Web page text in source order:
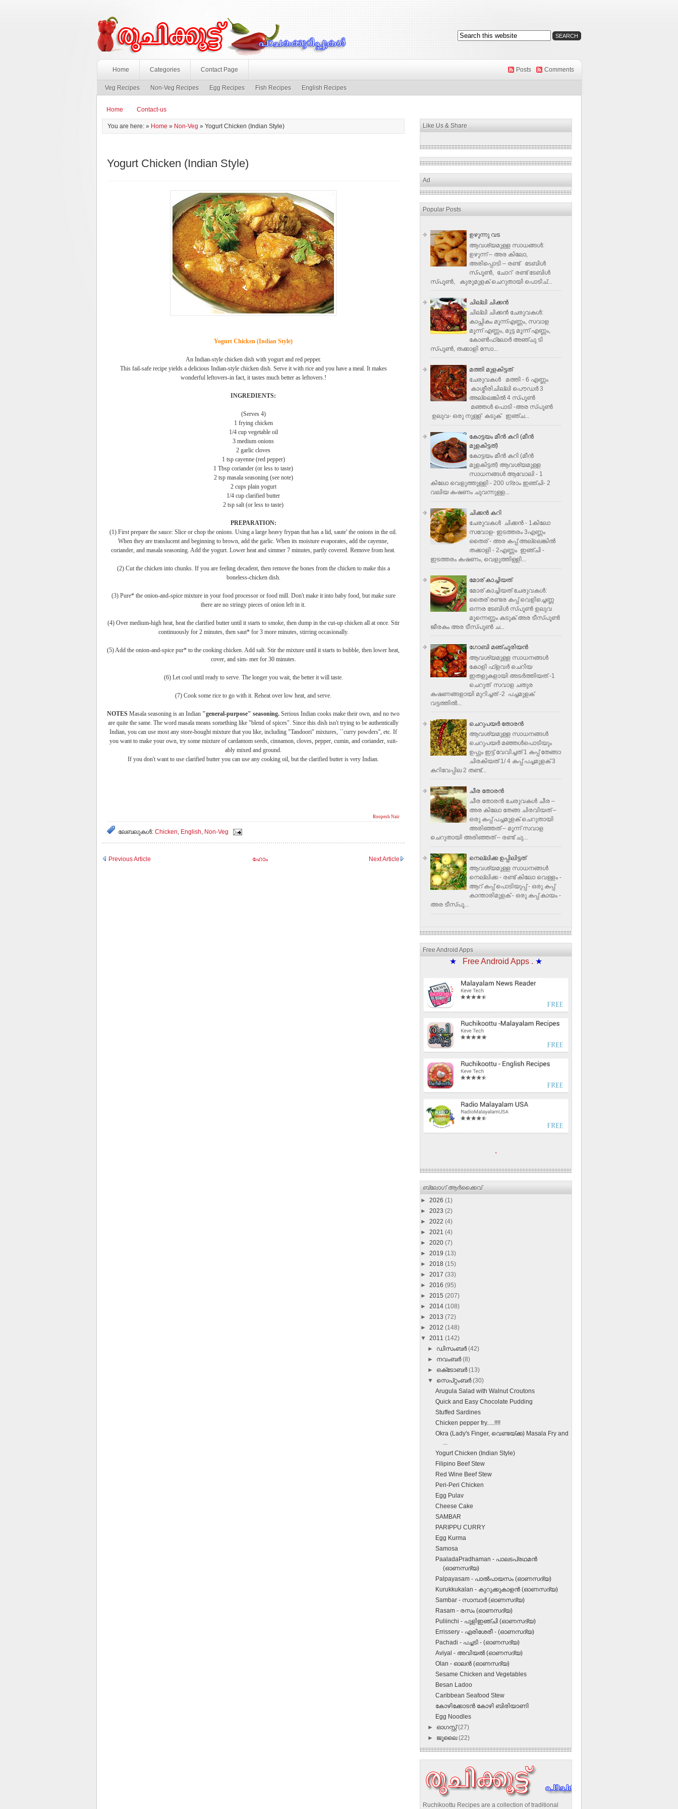
Home Categories Contact Page Posts Comments
Veg Recipes Non-Veg Recipes Egg Recipes Fish Recipes English Recipes
Home Contact-us
You are here: » Home » Non-Veg » Yogurt Chicken (Indian Style)
Yogurt Chicken (Indian Style)
Yogurt Chicken (Indian Style)
An Indian-style chicken dish with yogurt and red pepper.
This fail-safe recipe yields a delicious Indian-style chicken dish. Serve it with rice and you have a meal. It makes
wonderful leftovers-in fact, it tastes much better as leftovers.!
INGREDIENTS:
(Serves 4)
1 frying chicken
1/4 cup vegetable oil
3 medium onions
2 garlic cloves
1 tsp cayenne (red pepper)
1 Tbsp coriander (or less to taste)
2 tsp masala seasoning (see note)
2 cups plain yogurt
1/4 cup clarified butter
2 tsp salt (or less to taste)
PREPARATION:
(1) First prepare the sauce: Slice or chop the onions. Using a large heavy frypan that has a lid, saute' the onions in the oil.
When they are translucent and beginning to brown, add the garlic. When its moisture evaporates, add the cayenne,
coriander, and masala seasoning. Add the yogurt. Lower heat and simmer 7 minutes, partly covered. Remove from heat.
(2) Cut the chicken into chunks. If you are feeling decadent, then remove the bones from the chicken to make this a
boneless-chicken dish.
(3) Pure* the onion-and-spice mixture in your food processor or food mill. Don't make it into baby food, but make sure
there are no stringy pieces of onion left in it.
(4) Over medium-high heat, heat the clarified butter until it starts to smoke, then dump in the cut-up chicken all at once. Stir
continuously for 2 minutes, then saut* for 3 more minutes, stirring occasionally.
(5) Add the onion-and-spice pur* to the cooking chicken. Add salt. Stir the mixture until it starts to bubble, then lower heat,
cover, and sim- mer for 30 minutes.
(6) Let cool until ready to serve. The longer you wait, the better it will taste.
(7) Cook some rice to go with it. Reheat over low heat, and serve.
NOTES Masala seasoning is an Indian "general-purpose" seasoning. Serious Indian cooks make their own, and no two
are quite the same. The word masala means something like "blend of spices". Since this dish isn't trying to be authentically
Indian, you can use most any store-bought mixture that you like, including "Tandoori" mixtures, ``curry powders'', etc. If
you want to make your own, try some mixture of cardamom seeds, cinnamon, cloves, pepper, cumin, and coriander, suit-
ably mixed and ground.
If you don't want to use clarified butter you can use any cooking oil, but the clarified butter is very Indian.
Roopesh Nair
ലേബലുകള്‍: Chicken, English, Non-Veg
Previous Article Next Article
ഹോം
Like Us & Share
Ad
Popular Posts
ഉഴുന്നു വട
ആവശ്യമുള്ള സാധങ്ങൾ:
ഉഴുന്ന് – അര കിലോ,
അരിപ്പൊടി – രണ്ട് ടേബിൾ
സ്പൂൺ, ചോറ് രണ്ട് ടേബിള്‍
സ്പൂണ്‍, കുരുമുളക് ചെറുതായി പൊടിച്...
ചില്ലി ചിക്കൻ
ചില്ലി ചിക്കൻ ചേരുവകള്‍:
കാപ്സികം മൂന്ന്എണ്ണം, സവാള
മൂന്ന് എണ്ണം, മുട്ട മൂന്ന് എണ്ണം,
കോണ്‍ഫ്ലോര്‍ അഞ്ചു ടി
സ്പൂണ്‍, തക്കാളി സോ...
മത്തി മുളകിട്ടത്
ചേരുവകൾ മത്തി - 6 എണ്ണം
കാശ്മീരിചില്ലി പൌഡർ 3
അല്ലെങ്കിൽ 4 സ്പൂണ്‍
മഞ്ഞൾ പൊടി -അര സ്പൂണ്‍
ഉലുവ- ഒരു നുള്ള് കടുക് ഇഞ്ച...
കോട്ടയം മീന്‍ കറി (മീന്‍
മുളകിട്ടത്‌)
കോട്ടയം മീന്‍ കറി (മീന്‍
മുളകിട്ടത്‌) ആവശ്യമുള്ള
സാധനങ്ങള്‍ ആവോലി - 1
കിലോ വെളുത്തുള്ളി - 200 ഗ്രാം ഇഞ്ചി- 2
വലിയ കഷണം ചുവന്നുള്ള...
ചിക്കന്‍ കറി
ചേരുവകൾ ചിക്കന്‍ - 1കിലോ
സവോള- ഇടത്തരം 3എണ്ണം
തൈര് - അര കപ്പ്‌ അല്ലെങ്കില്‍
തക്കാളി - 2എണ്ണം ഇഞ്ചി -
ഇടത്തരം കഷണം, വെളുത്തിള്ളി...
മോര് കാച്ചിയത്
മോര് കാച്ചിയത് ചേരുവകള്‍‌:
തൈര് രണ്ടര കപ്പ് വെളിച്ചെണ്ണ
ഒന്നര ടേബിള്‍ സ്പൂണ്‍ ഉലുവ
മൂന്നെണ്ണം കടുക് അര ടീസ്പൂണ്‍
ജീരകം അര ടീസ്പൂണ്‍ ച...
ഗോബി മഞ്ചൂരിയന്‍
ആവശ്യമുള്ള സാധനങ്ങൾ
കോളി ഫ്ളവര്‍ ചെറിയ
ഇതളുകളായി അടര്‍ത്തിയത് -1
ചെറുത് സവാള ചതുര
കഷണങ്ങളായി മുറിച്ചത് -2 പച്ചമുളക്
വട്ടത്തില്‍...
ചെറുപയർ തോരൻ
ആവശ്യമുള്ള സാധനങ്ങൾ
ചെറുപയർ മഞ്ഞൾപൊടിയും
ഉപ്പും ഇട്ട് വേവിച്ചത് 1 കപ്പ് തേങ്ങാ
ചിരകിയത് 1/ 4 കപ്പ് പച്ചമുളക് 3
കറിവേപ്പില 2 തണ്ട്...
ചീര തോരന്‍
ചീര തോരന്‍ ചേരുവകള്‍ ചീര –
അര കിലോ തേങ്ങ ചിരവിയത് –
ഒരു കപ്പ് പച്ചമുളക് ചെറുതായി
അരിഞ്ഞത് – മൂന്ന് സവാള
ചെറുതായി അരിഞ്ഞത് – രണ്ട് ചു...
നെല്ലിക്ക ഉപ്പിലിട്ടത്
ആവശ്യമുള്ള സാധനങ്ങള്‍
നെല്ലിക്ക - രണ്ട് കിലോ വെള്ളം -
ആറ് കപ്പ് പൊടിയുപ്പ് - ഒരു കപ്പ്
കാന്താരിമുളക് - ഒരു കപ്പ് കായം -
അര ടീസ്പൂ...
Free Android Apps
★ Free Android Apps . ★
.
ബ്ലോഗ് ആര്‍ക്കൈവ്
► 2026 (1)
► 2023 (2)
► 2022 (4)
► 2021 (4)
► 2020 (7)
► 2019 (13)
► 2018 (15)
► 2017 (33)
► 2016 (95)
► 2015 (207)
► 2014 (108)
► 2013 (72)
► 2012 (148)
▼ 2011 (142)
► ഡിസംബർ(42)
► നവംബർ(8)
► ഒക്‌ടോബർ(13)
▼ സെപ്റ്റംബർ(30)
Arugula Salad with Walnut Croutons
Quick and Easy Chocolate Pudding
Stuffed Sardines
Chicken pepper fry.....!!!!
Okra (Lady's Finger, വെണ്ടയ്ക്ക) Masala Fry and
Yogurt Chicken (Indian Style)
Filipino Beef Stew
Red Wine Beef Stew
Peri-Peri Chicken
Egg Pulav
Cheese Cake
SAMBAR
PARIPPU CURRY
Egg Kurma
Samosa
PaaladaPradhaman - പാലടപ്രഥമന്‍
(ഓണസദ്യ)
Palpayasam - പാല്‍പായസം (ഓണസദ്യ)
Kurukkukalan - കുറുക്കുകാളന്‍ (ഓണസദ്യ)
Sambar - സാമ്പാര്‍ (ഓണസദ്യ)
Rasam - രസം (ഓണസദ്യ)
Puliinchi - പുളിഇഞ്ചി (ഓണസദ്യ)
Errissery - എരിശേരീ - (ഓണസദ്യ)
Pachadi - പച്ചടി - (ഓണസദ്യ)
Aviyal - അവിയല്‍ (ഓണസദ്യ)
Olan - ഓലന്‍ (ഓണസദ്യ)
Sesame Chicken and Vegetables
Besan Ladoo
Caribbean Seafood Stew
കോഴിക്കോടന്‍ കോഴി ബിരിയാണി
Egg Noodles
► ഓഗസ്റ്റ്(27)
► ജൂലൈ(22)
Ruchikoottu Recipes are a collection of traditional